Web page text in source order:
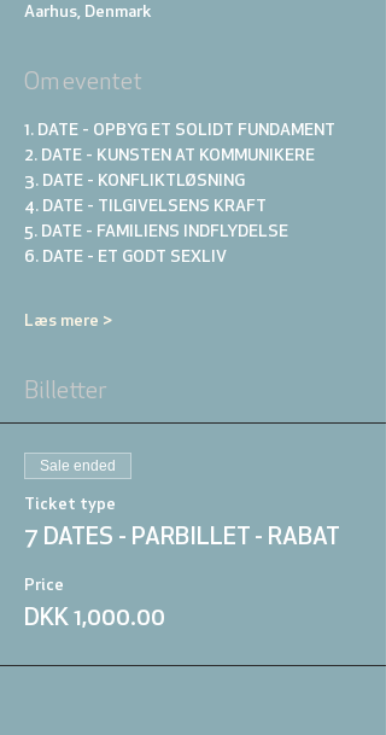
Aarhus, Denmark
Om eventet
1. DATE - OPBYG ET SOLIDT FUNDAMENT
2. DATE - KUNSTEN AT KOMMUNIKERE
3. DATE - KONFLIKTLØSNING
4. DATE - TILGIVELSENS KRAFT
5. DATE - FAMILIENS INDFLYDELSE
6. DATE - ET GODT SEXLIV
Læs mere >
Billetter
Sale ended
Ticket type
7 DATES - PARBILLET - RABAT
Price
DKK 1,000.00